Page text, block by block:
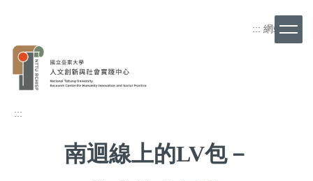
::: 網站導覽
:::
南迴線上的LV包－